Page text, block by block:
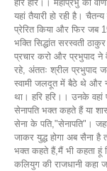
हरि हरि।। महाप्रभु की
यहां तैयारी हो रही है।
प्रेरित किया और फिर जब
भक्ति सिद्धांत सरस्वती
प्रचार करो और प्रभुपाद ने
रहे, अंततः श्रील प्रभुपाद
स्वामी जलदूत में बैठे थे और
था। हरि हरि।। उनके वहां
सेनापति भक्त कहते हैं या
सेना के पति,"सेनापति"।
जाकर युद्ध होगा अब सैना है
भक्त कहते हैं,मैं भी कहता हूं
कलियुग की राजधानी कहा